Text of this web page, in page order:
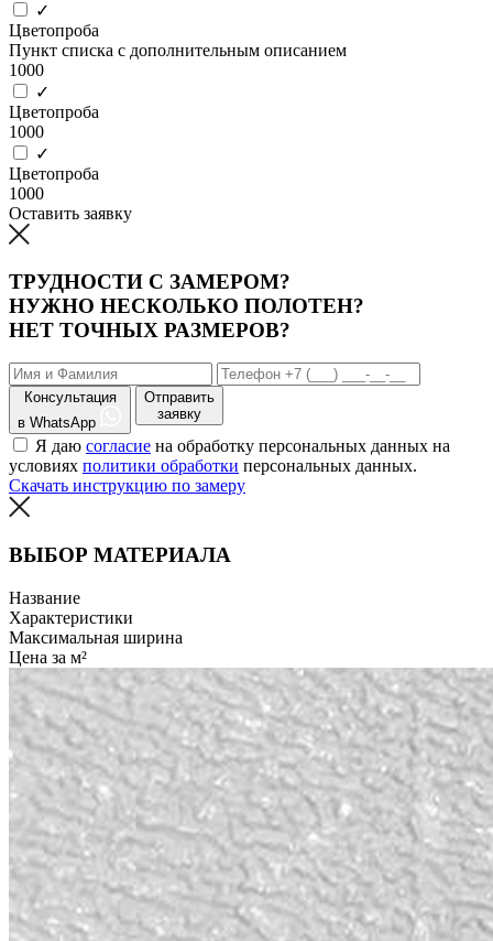
✓
Цветопроба
Пункт списка с дополнительным описанием
1000
✓
Цветопроба
1000
✓
Цветопроба
1000
Оставить заявку
ТРУДНОСТИ С ЗАМЕРОМ?
НУЖНО НЕСКОЛЬКО ПОЛОТЕН?
НЕТ ТОЧНЫХ РАЗМЕРОВ?
Консультация
в WhatsApp
Отправить
заявку
Я даю согласие на обработку персональных данных на
условиях политики обработки персональных данных.
Скачать инструкцию по замеру
ВЫБОР МАТЕРИАЛА
Название
Характеристики
Максимальная ширина
Цена за м²